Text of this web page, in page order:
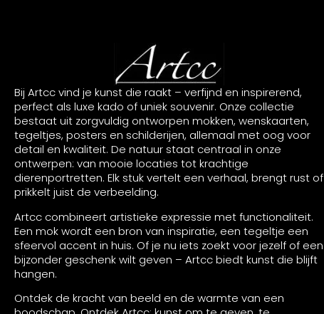
Bij Artcc vind je kunst die raakt – verfijnd en inspirerend,
perfect als luxe kado of uniek souvenir. Onze collectie
bestaat uit zorgvuldig ontworpen mokken, wenskaarten,
tegeltjes, posters en schilderijen, allemaal met oog voor
detail en kwaliteit. De natuur staat centraal in onze
ontwerpen: van mooie locaties tot krachtige
dierenportretten. Elk stuk vertelt een verhaal, brengt rust of
prikkelt juist de verbeelding.
Artcc combineert artistieke expressie met functionaliteit.
Een mok wordt een bron van inspiratie, een tegeltje een
sfeervol accent in huis. Of je nu iets zoekt voor jezelf of een
bijzonder geschenk wilt geven – Artcc biedt kunst die blijft
hangen.
Ontdek de kracht van beeld en de warmte van een